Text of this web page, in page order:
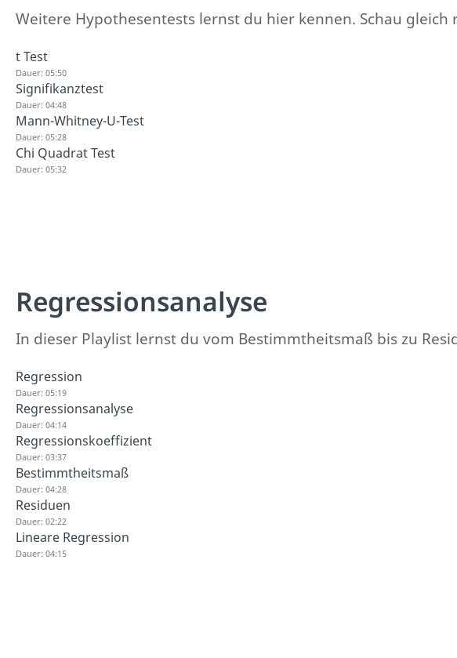
Weitere Hypothesentests lernst du hier kennen. Schau gleich
t Test
Dauer: 05:50
Signifikanztest
Dauer: 04:48
Mann-Whitney-U-Test
Dauer: 05:28
Chi Quadrat Test
Dauer: 05:32
Regressionsanalyse
In dieser Playlist lernst du vom Bestimmtheitsmaß bis zu
Regression
Dauer: 05:19
Regressionsanalyse
Dauer: 04:14
Regressionskoeffizient
Dauer: 03:37
Bestimmtheitsmaß
Dauer: 04:28
Residuen
Dauer: 02:22
Lineare Regression
Dauer: 04:15